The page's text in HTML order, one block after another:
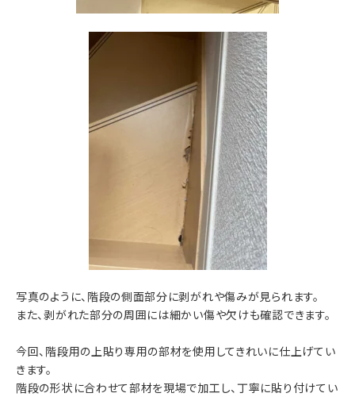
写真のように、階段の側面部分に剥がれや傷みが見られます。
また、剥がれた部分の周囲には細かい傷や欠けも確認できます。
今回、階段用の上貼り専用の部材を使用してきれいに仕上げてい
きます。
階段の形状に合わせて部材を現場で加工し、丁寧に貼り付けてい